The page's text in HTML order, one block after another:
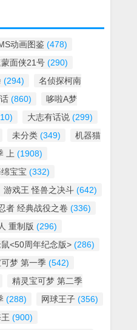
动画图鉴 (478)
面侠21号 (290)
(294)
名侦探柯南
(860)
哆啦A梦
大志有话说 (299)
未分类 (349)
机器猫
上 (1908)
宝宝 (332)
游戏王 怪兽之决斗 (642)
者 经典战役之卷 (336)
重制版 (296)
<50周年纪念版> (286)
梦 第一季 (542)
精灵宝可梦 第二季
(288) 网球王子 (356)
(900)